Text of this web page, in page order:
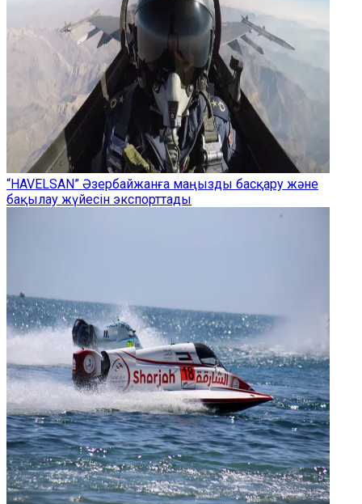
“HAVELSAN” Әзербайжанға маңызды басқару және
бақылау жүйесін экспорттады